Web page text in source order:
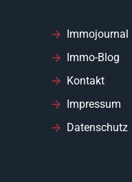
Immojournal
Immo-Blog
Kontakt
Impressum
Datenschutz